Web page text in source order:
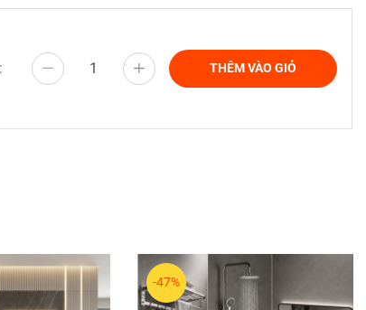
THÊM VÀO GIỎ
-47%